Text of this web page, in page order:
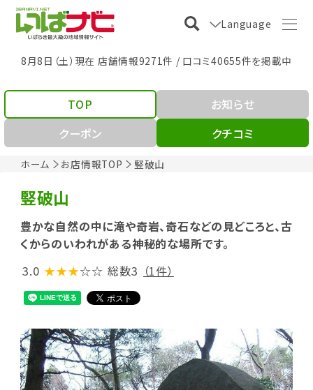
Language
8月8日（土）現在 店舗情報9271件 / 口コミ40655件を掲載中
ホーム お店情報TOP 竪破山
TOP
お知らせ
クーポン
クチコミ
竪破山
豊かな自然の中に滝や奇岩、奇石などの見どころと、古
くからのいわれがある神秘的な場所です。
3.0 ★★★☆☆ 総数3 （1件）